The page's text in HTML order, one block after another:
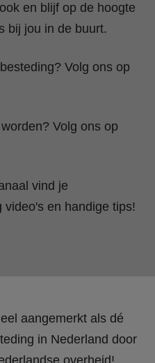
en blijf op de hoogte
bij jou in de buurt.
Volg ons op
Volg ons op
vind je
video's en handige tips!
aangemerkt als dé
in Nederland door
overheid!